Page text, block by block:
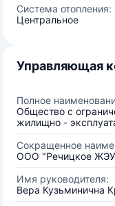
Система отопления:
Центральное
Управляющая
Полное
Общество с
жилищно -
Сокращенное
ООО "Речицкое
Имя руководителя:
Вера Кузьминична